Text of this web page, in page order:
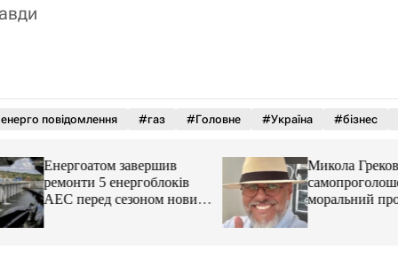
повідомлення #газ #Головне #Україна #бізнес
Енергоатом завершив
ремонти 5 енергоблоків
АЕС перед сезоном новини
LB.ua
Микола Греков:
моральний
незавершеною
справою